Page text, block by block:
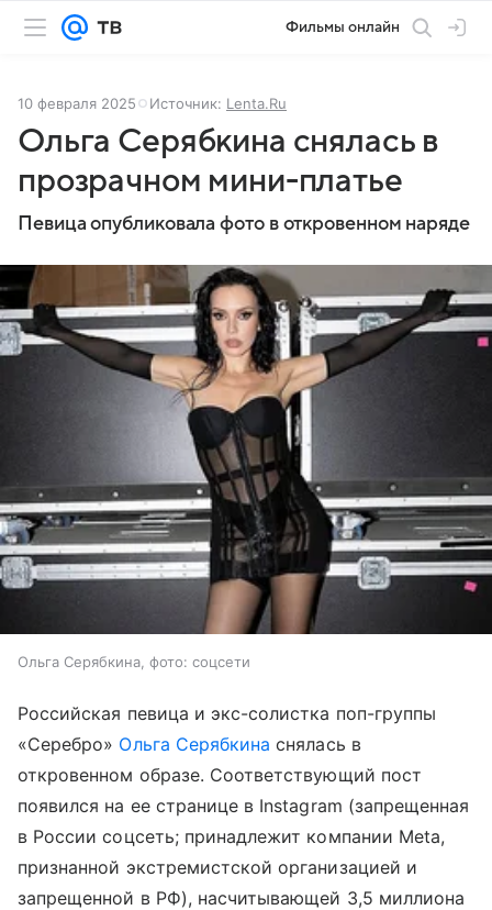
Фильмы онлайн
10 февраля 2025 Источник: Lenta.Ru
Ольга Серябкина снялась в
прозрачном мини-платье
Певица опубликовала фото в откровенном наряде
Ольга Серябкина, фото: соцсети
Российская певица и экс-солистка поп-группы
«Серебро» Ольга Серябкина снялась в
откровенном образе. Соответствующий пост
появился на ее странице в Instagram (запрещенная
в России соцсеть; принадлежит компании Meta,
признанной экстремистской организацией и
запрещенной в РФ), насчитывающей 3,5 миллиона